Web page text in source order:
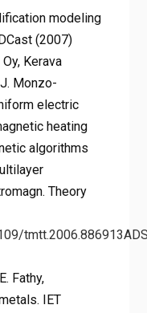
modeling
(2007)
Kerava
Monzo-
electric
heating
algorithms
Theory
tmtt.2006.886913
Fathy,
IET